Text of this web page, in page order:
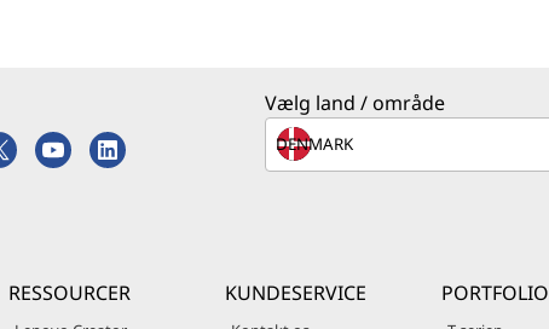
Vælg land / område
RESSOURCER KUNDESERVICE PORTFOLIO